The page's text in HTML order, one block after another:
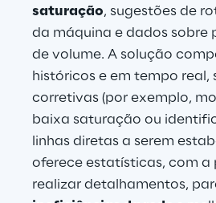
saturação, sugestões de
da máquina e dados sobre
de volume. A solução
históricos e em tempo real,
corretivas (por exemplo,
baixa saturação ou
linhas diretas a serem
oferece estatísticas, com a
realizar detalhamentos,